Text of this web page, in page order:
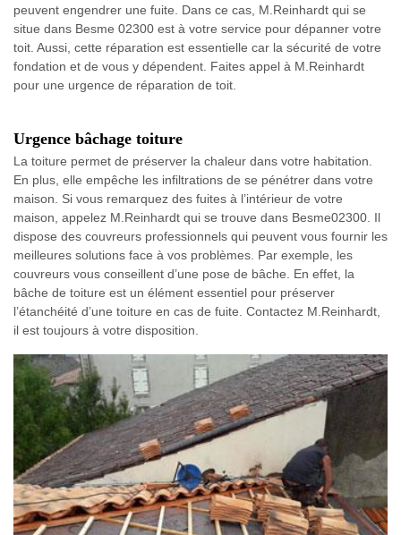
peuvent engendrer une fuite. Dans ce cas, M.Reinhardt qui se
situe dans Besme 02300 est à votre service pour dépanner votre
toit. Aussi, cette réparation est essentielle car la sécurité de votre
fondation et de vous y dépendent. Faites appel à M.Reinhardt
pour une urgence de réparation de toit.
Urgence bâchage toiture
La toiture permet de préserver la chaleur dans votre habitation.
En plus, elle empêche les infiltrations de se pénétrer dans votre
maison. Si vous remarquez des fuites à l’intérieur de votre
maison, appelez M.Reinhardt qui se trouve dans Besme02300. Il
dispose des couvreurs professionnels qui peuvent vous fournir les
meilleures solutions face à vos problèmes. Par exemple, les
couvreurs vous conseillent d’une pose de bâche. En effet, la
bâche de toiture est un élément essentiel pour préserver
l’étanchéité d’une toiture en cas de fuite. Contactez M.Reinhardt,
il est toujours à votre disposition.